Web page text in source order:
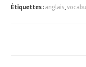
Étiquettes :anglais,